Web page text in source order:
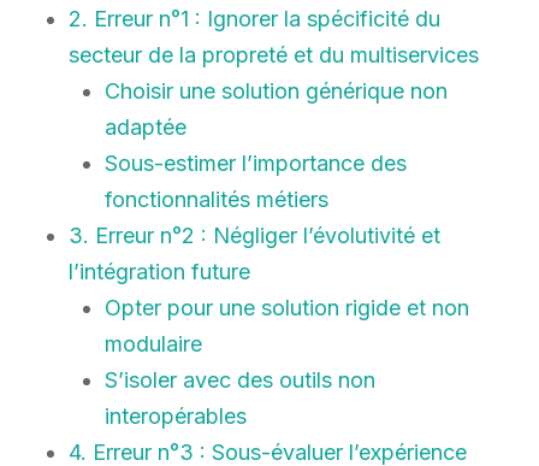
2. Erreur n°1 : Ignorer la spécificité du
secteur de la propreté et du multiservices
Choisir une solution générique non
adaptée
Sous-estimer l’importance des
fonctionnalités métiers
3. Erreur n°2 : Négliger l’évolutivité et
l’intégration future
Opter pour une solution rigide et non
modulaire
S’isoler avec des outils non
interopérables
4. Erreur n°3 : Sous-évaluer l’expérience